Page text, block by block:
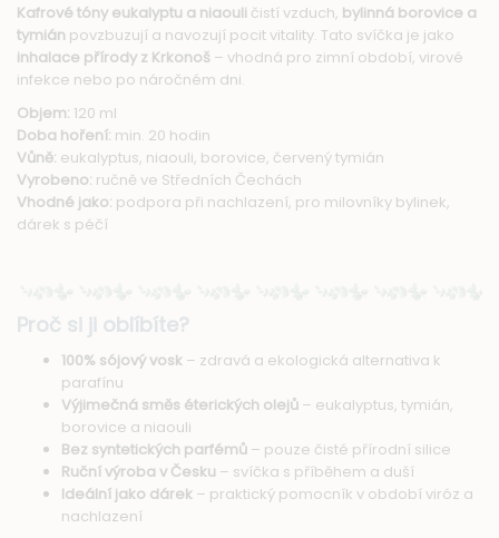
Kafrové tóny eukalyptu a niaouli čistí vzduch, bylinná borovice a
tymián povzbuzují a navozují pocit vitality. Tato svíčka je jako
inhalace přírody z Krkonoš – vhodná pro zimní období, virové
infekce nebo po náročném dni.
Objem: 120 ml
Doba hoření: min. 20 hodin
Vůně: eukalyptus, niaouli, borovice, červený tymián
Vyrobeno: ručně ve Středních Čechách
Vhodné jako: podpora při nachlazení, pro milovníky bylinek,
dárek s péčí
Proč si ji oblíbíte?
100% sójový vosk – zdravá a ekologická alternativa k
parafínu
Výjimečná směs éterických olejů – eukalyptus, tymián,
borovice a niaouli
Bez syntetických parfémů – pouze čisté přírodní silice
Ruční výroba v Česku – svíčka s příběhem a duší
Ideální jako dárek – praktický pomocník v období viróz a
nachlazení